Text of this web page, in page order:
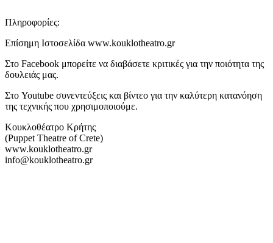
Πληροφορίες:
Επίσημη Ιστοσελίδα www.kouklotheatro.gr
Στο Facebook μπορείτε να διαβάσετε κριτικές για την ποιότητα της
δουλειάς μας.
Στο Youtube συνεντεύξεις και βίντεο για την καλύτερη κατανόηση
της τεχνικής που χρησιμοποιούμε.
Κουκλοθέατρο Κρήτης
(Puppet Theatre of Crete)
www.kouklotheatro.gr
info@kouklotheatro.gr